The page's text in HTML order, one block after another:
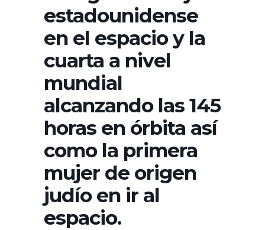
estadounidense
en el espacio y la
cuarta a nivel
mundial
alcanzando las 145
horas en órbita así
como la primera
mujer de origen
judío en ir al
espacio.